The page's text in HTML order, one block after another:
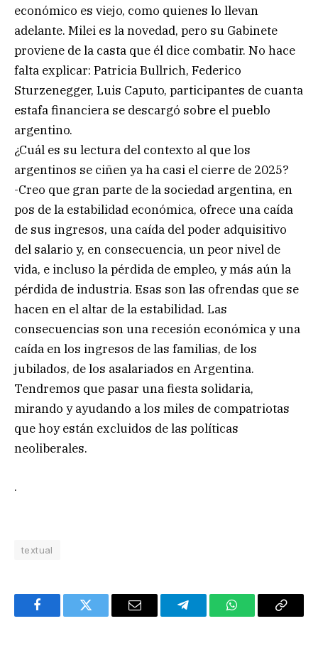
económico es viejo, como quienes lo llevan
adelante. Milei es la novedad, pero su Gabinete
proviene de la casta que él dice combatir. No hace
falta explicar: Patricia Bullrich, Federico
Sturzenegger, Luis Caputo, participantes de cuanta
estafa financiera se descargó sobre el pueblo
argentino.
¿Cuál es su lectura del contexto al que los
argentinos se ciñen ya ha casi el cierre de 2025?
-Creo que gran parte de la sociedad argentina, en
pos de la estabilidad económica, ofrece una caída
de sus ingresos, una caída del poder adquisitivo
del salario y, en consecuencia, un peor nivel de
vida, e incluso la pérdida de empleo, y más aún la
pérdida de industria. Esas son las ofrendas que se
hacen en el altar de la estabilidad. Las
consecuencias son una recesión económica y una
caída en los ingresos de las familias, de los
jubilados, de los asalariados en Argentina.
Tendremos que pasar una fiesta solidaria,
mirando y ayudando a los miles de compatriotas
que hoy están excluidos de las políticas
neoliberales.
.
textual
FacebookTwitter Email TelegramWhatsAppCopy